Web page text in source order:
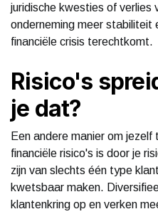
juridische kwesties of verlies
onderneming meer stabiliteit
financiële crisis terechtkomt.
Risico's
je dat?
Een andere manier om
financiële risico's is door je
zijn van slechts één type
kwetsbaar maken.
klantenkring op en verken